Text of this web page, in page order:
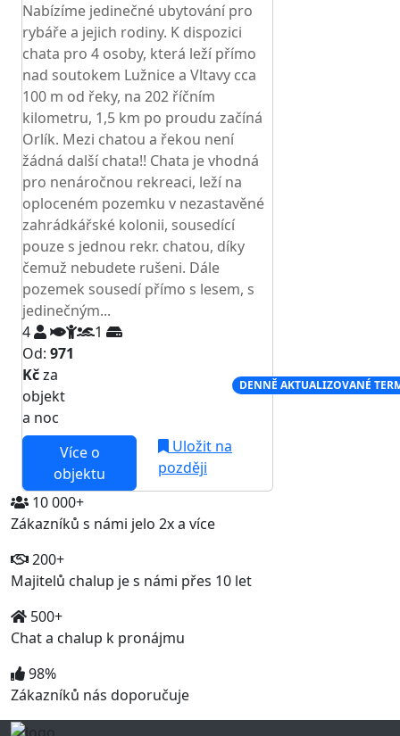
Nabízíme jedinečné ubytování pro
rybáře a jejich rodiny. K dispozici
chata pro 4 osoby, která leží přímo
nad soutokem Lužnice a Vltavy cca
100 m od řeky, na 202 říčním
kilometru, 1,5 km po proudu začíná
Orlík. Mezi chatou a řekou není
žádná další chata!! Chata je vhodná
pro nenáročnou rekreaci, leží na
oploceném pozemku v nezastavěné
zahrádkářské kolonii, sousedící
pouze s jednou rekr. chatou, díky
čemuž nebudete rušeni. Dále
pozemek sousedí přímo s lesem, s
jedinečným...
4
1
Od: 971
Kčza
objekt
a noc
DENNĚ AKTUALIZOVANÉ
Více o
objektu
Uložit na
později
10 000+
Zákazníků s námi jelo 2x a více
200+
Majitelů chalup je s námi přes 10 let
500+
Chat a chalup k pronájmu
98%
Zákazníků nás doporučuje